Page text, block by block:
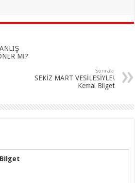
Mİ?
Sonraki
SEKİZ MART VESİLESİYLE!
Kemal Bilget